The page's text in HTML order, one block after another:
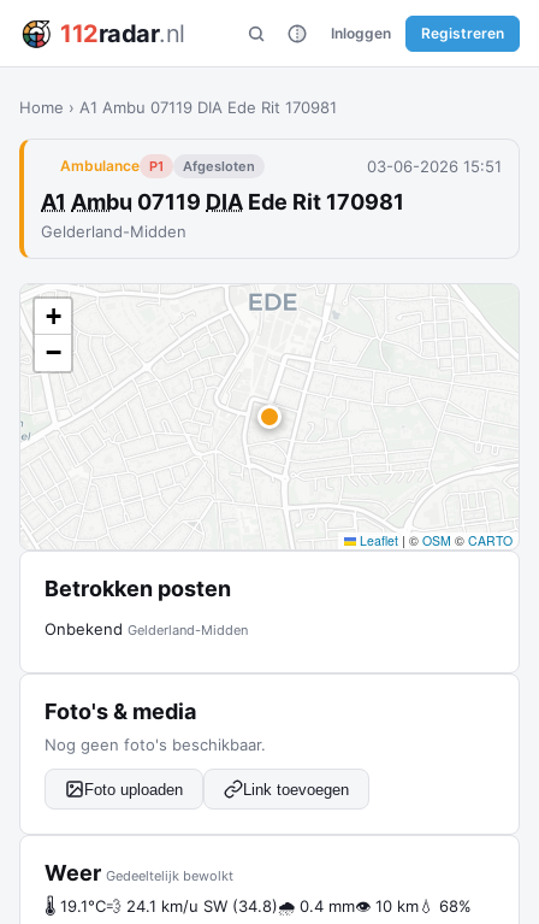
112radar.nl Inloggen Registreren
Home › A1 Ambu 07119 DIA Ede Rit 170981
Ambulance P1 Afgesloten 03-06-2026 15:51
A1 Ambu 07119 DIA Ede Rit 170981
Gelderland-Midden
+
−
Leaflet | © OSM © CARTO
Betrokken posten
Onbekend Gelderland-Midden
Foto's & media
Nog geen foto's beschikbaar.
Foto uploaden Link toevoegen
Weer Gedeeltelijk bewolkt
🌡 19.1°C💨 24.1 km/u SW (34.8)🌧 0.4 mm👁 10 km💧 68%